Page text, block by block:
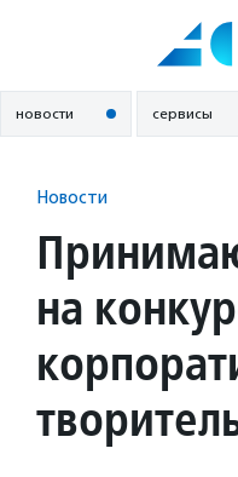
новости сервисы
Новости
на